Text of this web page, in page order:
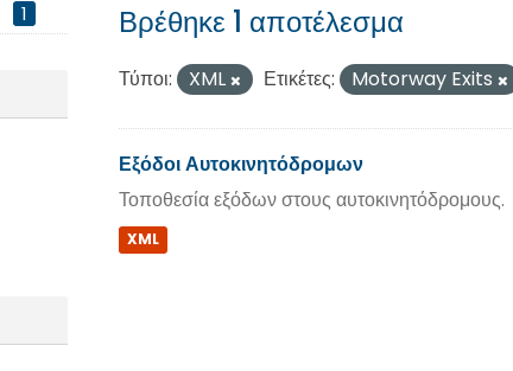
1 Βρέθηκε 1 αποτέλεσμα
Τύποι: XML Ετικέτες: Motorway Exits
Εξόδοι Αυτοκινητόδρομων
Τοποθεσία εξόδων στους αυτοκινητόδρομους.
XML